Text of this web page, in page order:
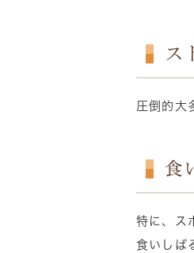
ス
圧倒的大
食
特に、ス
食いしば